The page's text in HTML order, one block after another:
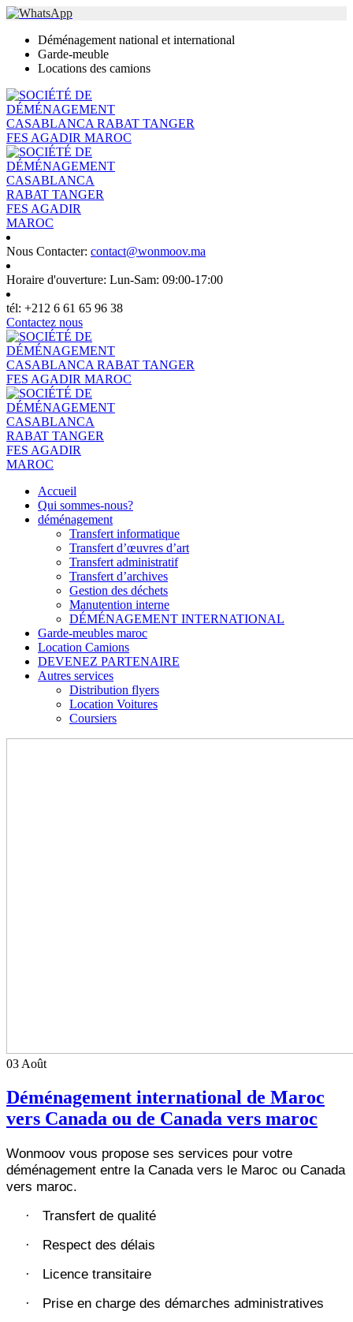
Déménagement national et international
Garde-meuble
Locations des camions
Nous Contacter: contact@wonmoov.ma
Horaire d'ouverture: Lun-Sam: 09:00-17:00
tél: +212 6 61 65 96 38
Contactez nous
Accueil
Qui sommes-nous?
déménagement
Transfert informatique
Transfert d’œuvres d’art
Transfert administratif
Transfert d’archives
Gestion des déchets
Manutention interne
DÉMÉNAGEMENT INTERNATIONAL
Garde-meubles maroc
Location Camions
DEVENEZ PARTENAIRE
Autres services
Distribution flyers
Location Voitures
Coursiers
03 Août
Déménagement international de Maroc
vers Canada ou de Canada vers maroc
Wonmoov vous propose ses services pour votre
déménagement entre la Canada vers le Maroc ou Canada
vers maroc.
· Transfert de qualité
· Respect des délais
· Licence transitaire
·
Prise en charge des démarches administratives